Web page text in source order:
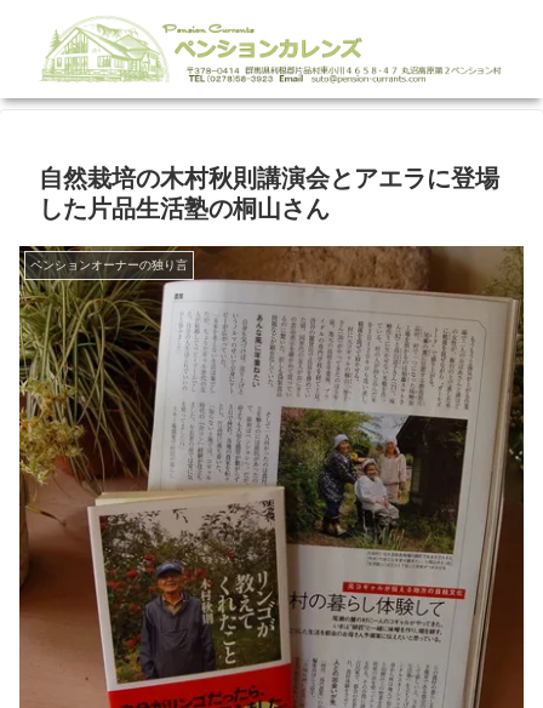
自然栽培の木村秋則講演会とアエラに登場
した片品生活塾の桐山さん
ペンションオーナーの独り言